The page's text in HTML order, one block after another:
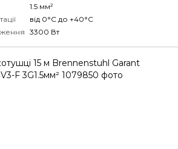
1.5 мм²
від 0°С до +40°С
3300 Вт